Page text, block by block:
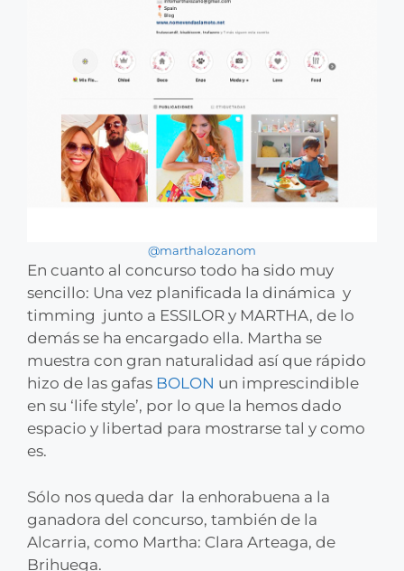
@marthalozanom
En cuanto al concurso todo ha sido muy
sencillo: Una vez planificada la dinámica y
timming junto a ESSILOR y MARTHA, de lo
demás se ha encargado ella. Martha se
muestra con gran naturalidad así que rápido
hizo de las gafas BOLON un imprescindible
en su ‘life style’, por lo que la hemos dado
espacio y libertad para mostrarse tal y como
es.
Sólo nos queda dar la enhorabuena a la
ganadora del concurso, también de la
Alcarria, como Martha: Clara Arteaga, de
Brihuega.